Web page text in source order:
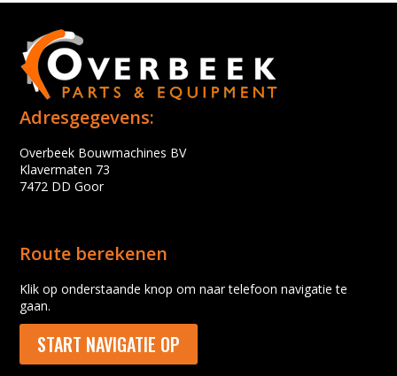
Adresgegevens:
Overbeek Bouwmachines BV
Klavermaten 73
7472 DD Goor
Route berekenen
Klik op onderstaande knop om naar telefoon navigatie te
gaan.
START NAVIGATIE OP